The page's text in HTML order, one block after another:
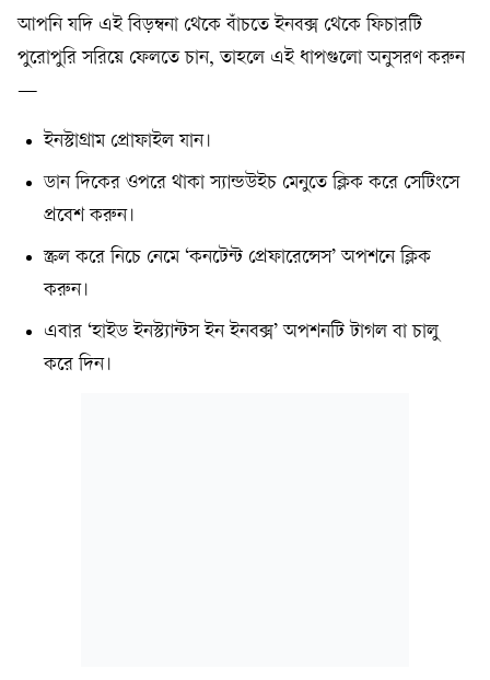
আপনি যদি এই বিড়ম্বনা থেকে বাঁচতে ইনবক্স থেকে ফিচারটি
পুরোপুরি সরিয়ে ফেলতে চান, তাহলে এই ধাপগুলো অনুসরণ করুন
—
ইনস্টাগ্রাম প্রোফাইল যান।
ডান দিকের ওপরে থাকা স্যান্ডউইচ মেনুতে ক্লিক করে সেটিংসে
প্রবেশ করুন।
স্ক্রল করে নিচে নেমে ‘কনটেন্ট প্রেফারেন্সেস’ অপশনে ক্লিক
করুন।
এবার ‘হাইড ইনস্ট্যান্টস ইন ইনবক্স’ অপশনটি টাগল বা চালু
করে দিন।